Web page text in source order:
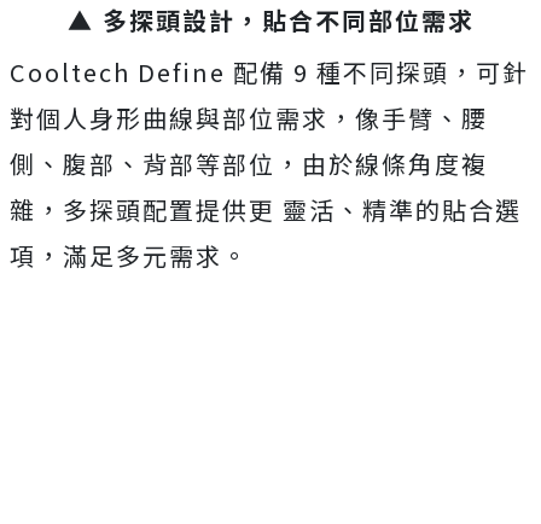
▲ 多探頭設計，貼合不同部位需求
Cooltech Define 配備 9 種不同探頭，可針
對個人身形曲線與部位需求，像手臂、腰
側、腹部、背部等部位，由於線條角度複
雜，多探頭配置提供更 靈活、精準的貼合選
項，滿足多元需求。